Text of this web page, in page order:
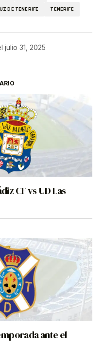
DE TENERIFE TENERIFE
julio 31, 2025
CF vs UD Las
ante el